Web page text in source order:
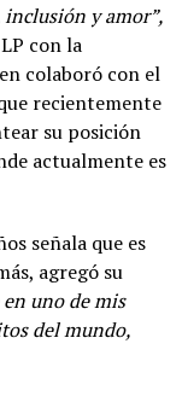
inclusión y amor”,
con la
colaboró con el
recientemente
su posición
actualmente es
señala que es
agregó su
uno de mis
del mundo,